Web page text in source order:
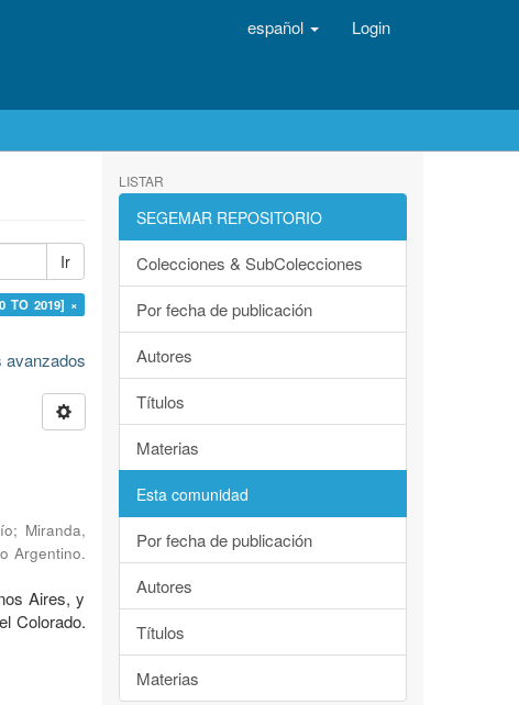
español Login
Ir
TO 2019] ×
avanzados
; Miranda,
Argentino.
Aires, y
Colorado.
LISTAR
SEGEMAR REPOSITORIO
Colecciones & SubColecciones
Por fecha de publicación
Autores
Títulos
Materias
Esta comunidad
Por fecha de publicación
Autores
Títulos
Materias